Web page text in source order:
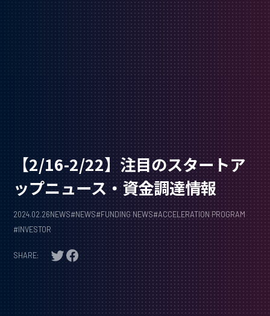
【2/16-2/22】注目のスタートア
ップニュース・資金調達情報
2024.02.26NEWS#NEWS#FUNDING NEWS#ACCELERATION PROGRAM
#INVESTOR
SHARE: